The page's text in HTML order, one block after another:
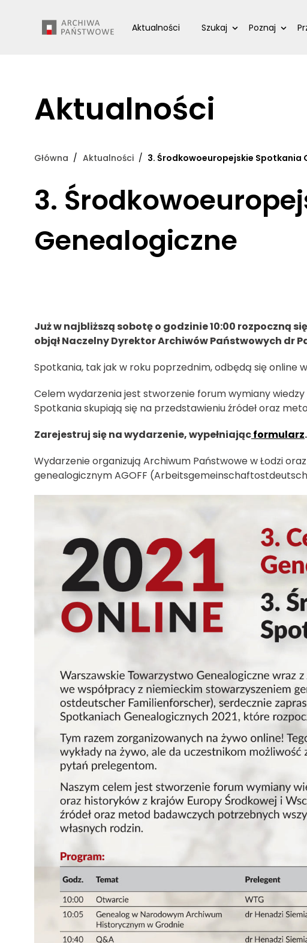
Aktualności Szukaj Poznaj
Aktualności
Główna Aktualności 3. Środkowoeuropejskie Spotkania
3.
Genealogiczne
Już w najbliższą sobotę o godzinie 10:00 rozpoczną
objął Naczelny Dyrektor Archiwów Państwowych dr
Spotkania, tak jak w roku poprzednim, odbędą się online
Celem wydarzenia jest stworzenie forum wymiany
Spotkania skupiają się na przedstawieniu źródeł oraz
Zarejestruj się na wydarzenie, wypełniającformularz.
Wydarzenie organizują Archiwum Państwowe w Łodzi
genealogicznym AGOFF